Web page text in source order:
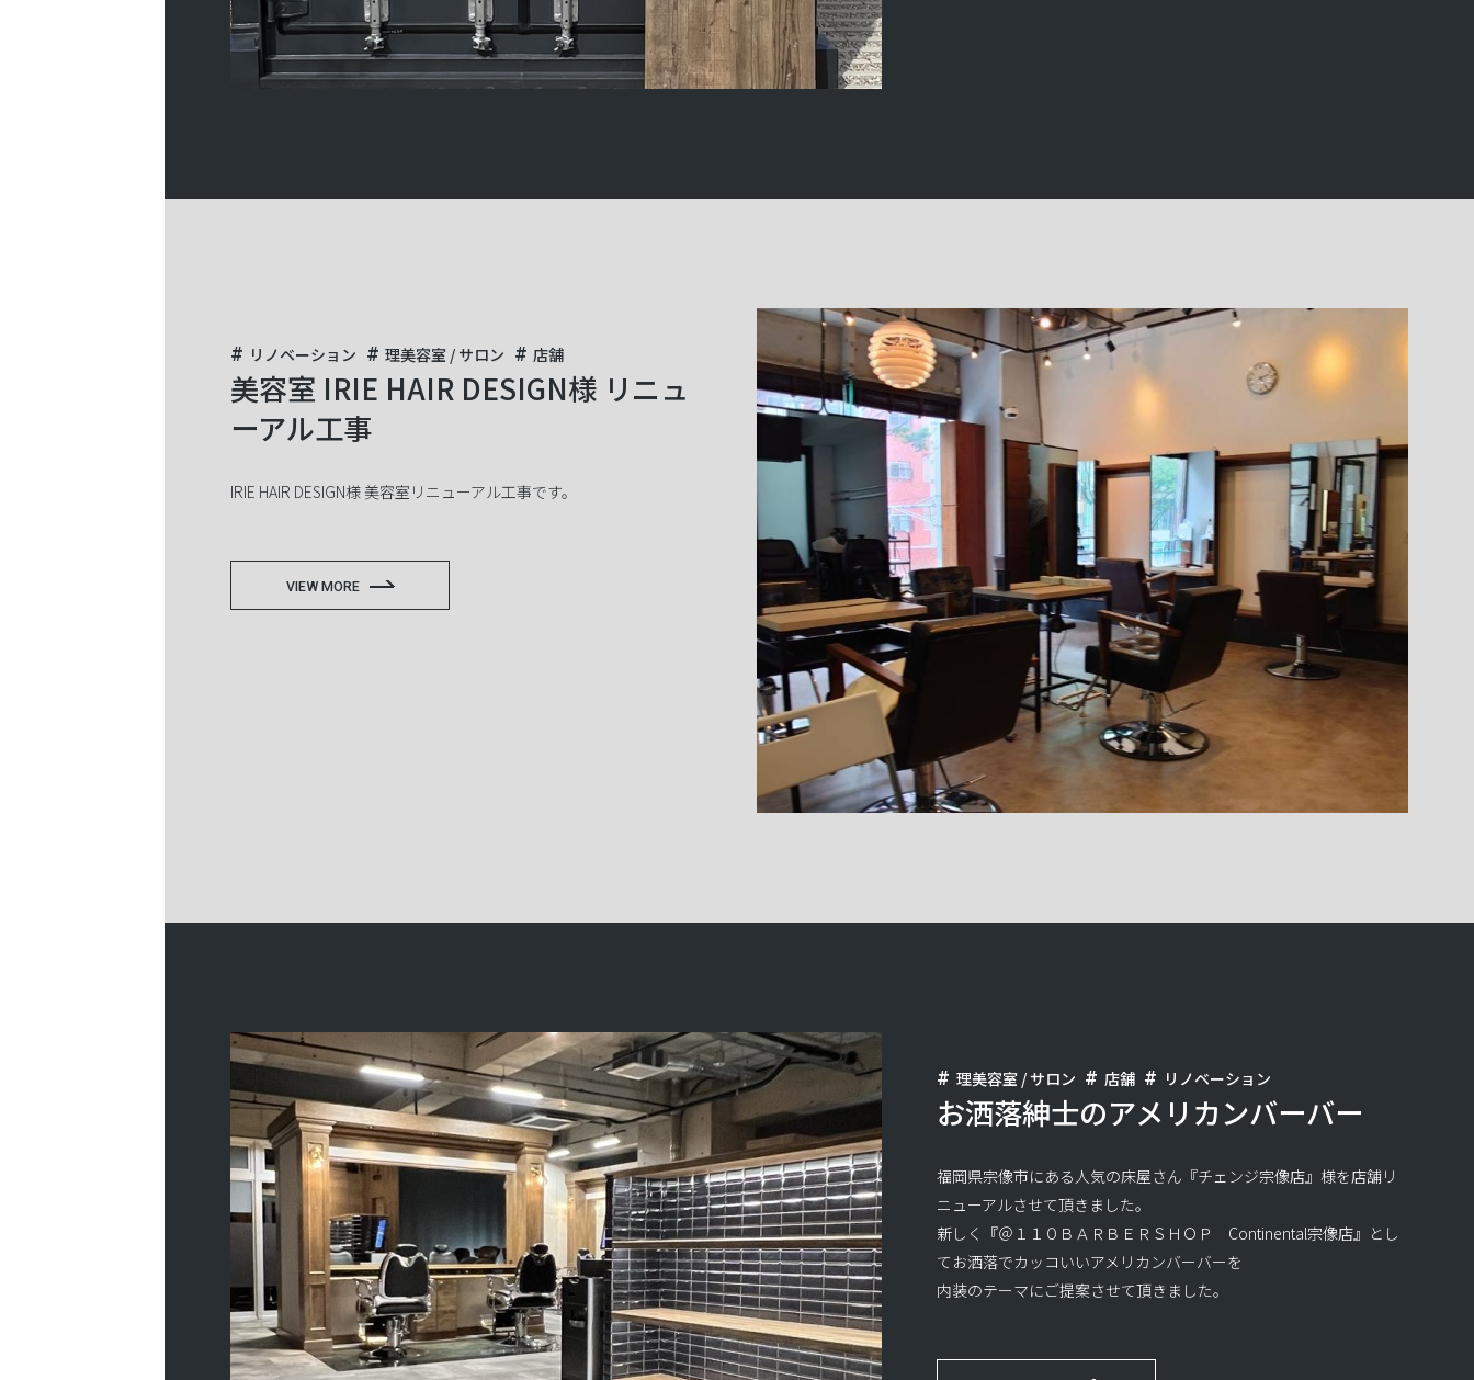
リノベーション 理美容室 / サロン 店舗
美容室 IRIE HAIR DESIGN様 リニュ
ーアル工事
IRIE HAIR DESIGN様 美容室リニューアル工事です。
VIEW MORE
理美容室 / サロン 店舗 リノベーション
お洒落紳士のアメリカンバーバー
福岡県宗像市にある人気の床屋さん『チェンジ宗像店』様を店舗リ
ニューアルさせて頂きました。
新しく『＠１１０ＢＡＲＢＥＲＳＨＯＰ Continental宗像店』とし
てお洒落でカッコいいアメリカンバーバーを
内装のテーマにご提案させて頂きました。